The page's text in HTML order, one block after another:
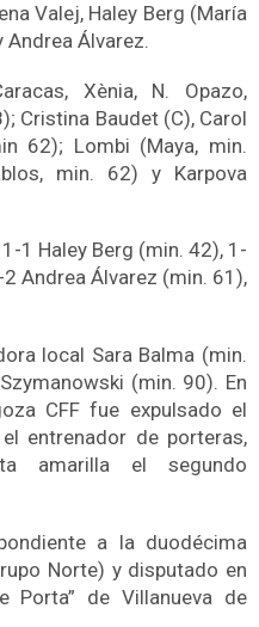
Valej, Haley Berg (María
Andrea Álvarez.
Xènia, N. Opazo,
Cristina Baudet (C), Carol
62); Lombi (Maya, min.
min. 62) y Karpova
1 Haley Berg (min. 42), 1-
Andrea Álvarez (min. 61),
local Sara Balma (min.
(min. 90). En
CFF fue expulsado el
entrenador de porteras,
amarilla el segundo
a la duodécima
Norte) y disputado en
Porta” de Villanueva de